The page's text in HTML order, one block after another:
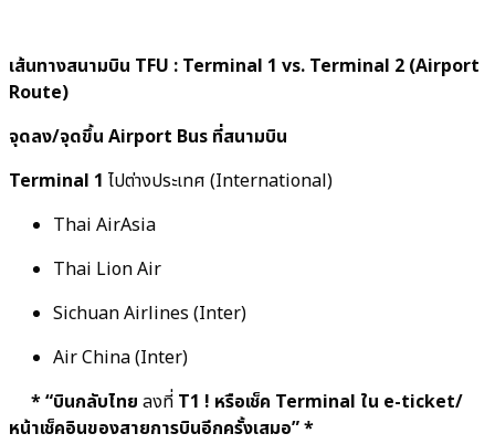
เส้นทางสนามบิน TFU : Terminal 1 vs. Terminal 2 (Airport
Route)
จุดลง/จุดขึ้น Airport Bus ที่สนามบิน
Terminal 1 ไปต่างประเทศ (International)
Thai AirAsia
Thai Lion Air
Sichuan Airlines (Inter)
Air China (Inter)
* “บินกลับไทย ลงที่ T1 ! หรือเช็ค Terminal ใน e-ticket/
หน้าเช็คอินของสายการบินอีกครั้งเสมอ” *